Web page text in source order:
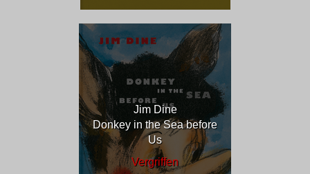
Jim Dine
Donkey in the Sea before
Us
Vergriffen